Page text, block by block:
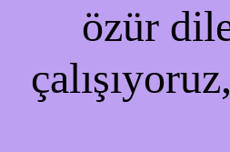
özür